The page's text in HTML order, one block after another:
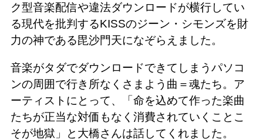
ク型音楽配信や違法ダウンロードが横行してい
る現代を批判するKISSのジーン・シモンズを財
力の神である毘沙門天になぞらえました。
音楽がタダでダウンロードできてしまうパソコ
ンの周囲で行き所なくさまよう曲＝魂たち。ア
ーティストにとって、「命を込めて作った楽曲
たちが正当な対価もなく消費されていくことこ
そが地獄」と大橋さんは話してくれました。